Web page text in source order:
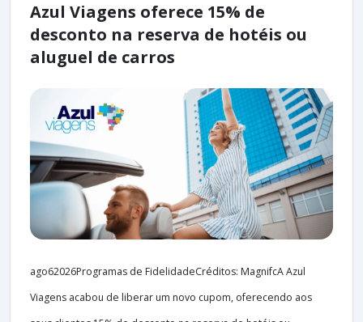
Azul Viagens oferece 15% de
desconto na reserva de hotéis ou
aluguel de carros
ago62026Programas de FidelidadeCréditos: MagnifcA Azul
Viagens acabou de liberar um novo cupom, oferecendo aos